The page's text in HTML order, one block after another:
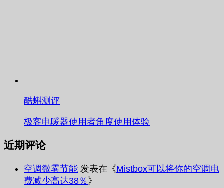
酷蝌测评
极客电暖器使用者角度使用体验
近期评论
空调微雾节能 发表在《Mistbox可以将你的空调电
费减少高达38％ 》